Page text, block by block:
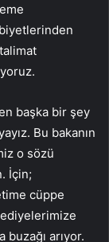
başka bir şey
Bu bakanın
o sözü
İçin;
cüppe
arıyor.